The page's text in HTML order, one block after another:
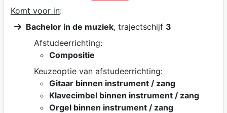
Komt voor in:
Bachelor in de muziek, trajectschijf 3
Afstudeerrichting:
Compositie
Keuzeoptie van afstudeerrichting:
Gitaar binnen instrument / zang
Klavecimbel binnen instrument / zang
Orgel binnen instrument / zang